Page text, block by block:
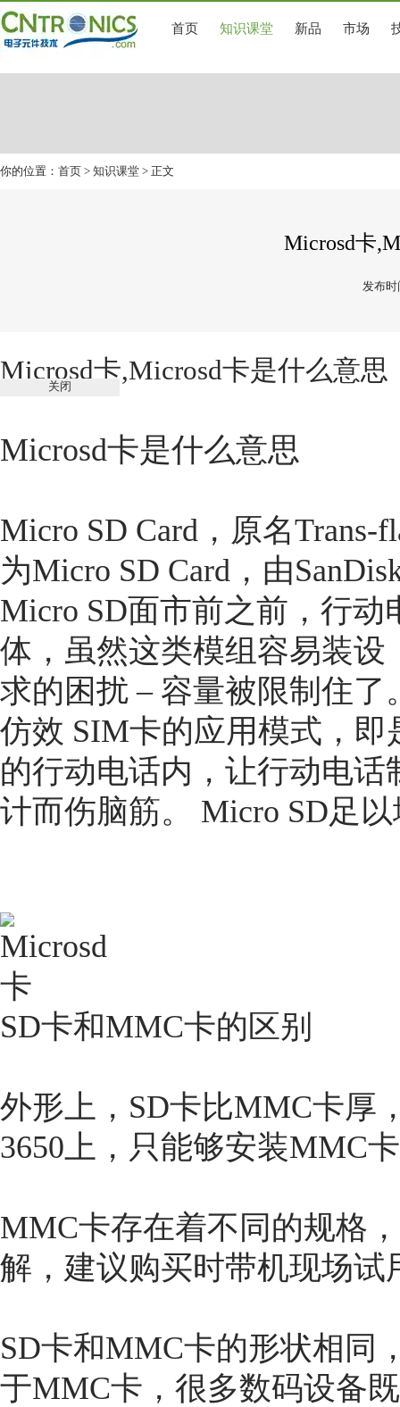
首页 知识课堂 新品 市场
你的位置： 首页 > 知识课堂 > 正文
Microsd卡
发布时
Microsd卡,Microsd卡是什么意思
Microsd卡是什么意思
Micro SD Card，原名Trans-
为Micro SD Card，由
Micro SD面市前之前，行
体，虽然这类模组容易装
求的困扰 – 容量被限制住
仿效 SIM卡的应用模式，
的行动电话内，让行动电
计而伤脑筋。 Micro SD足
SD卡和MMC卡的区别
外形上，SD卡比MMC卡厚
3650上，只能够安装MMC
MMC卡存在着不同的规格
解，建议购买时带机现场试
SD卡和MMC卡的形状相同
于MMC卡，很多数码设备
关闭